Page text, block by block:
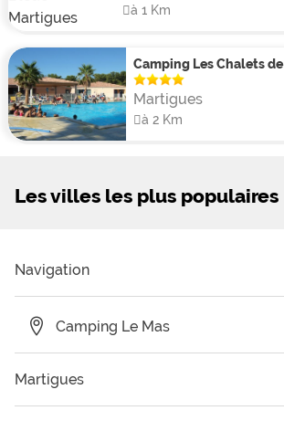
à 1 Km
Camping Les Chalets
Martigues
à 2 Km
Les villes les plus populaires
Navigation
Camping Le Mas
Martigues